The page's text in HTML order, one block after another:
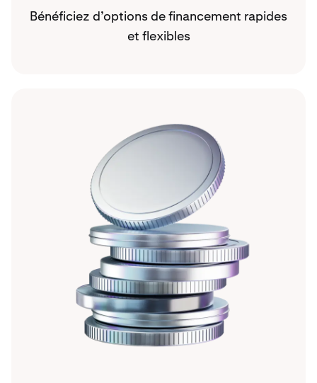
Bénéficiez d’options de financement rapides
et flexibles